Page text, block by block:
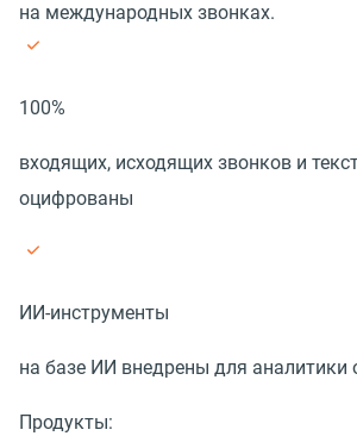
на международных звонках.
100%
входящих, исходящих звонков и
оцифрованы
ИИ-инструменты
на базе ИИ внедрены для аналитики
Продукты: